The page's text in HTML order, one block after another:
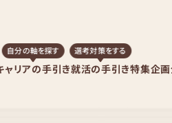
ャリアの手引き
自分の軸を探す
就活の手引き
選考対策をする
特集企画